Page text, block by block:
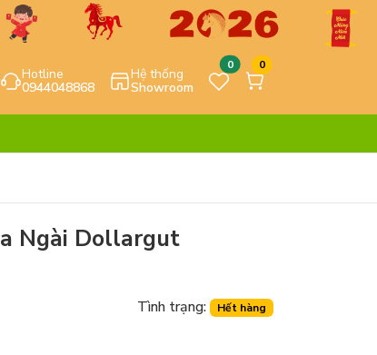
Hotline
0944048868
Hệ thống
Showroom
0 0
Ngài Dollargut
Tình trạng: Hết hàng